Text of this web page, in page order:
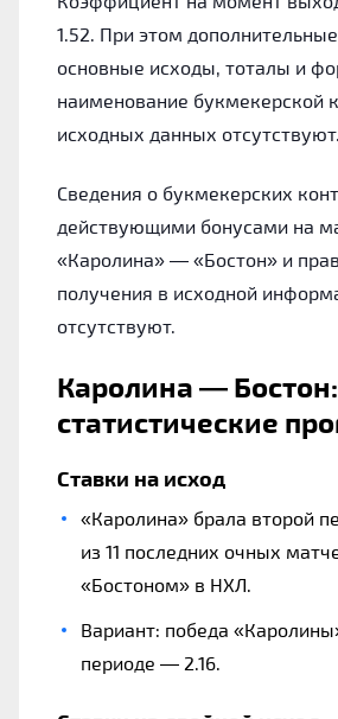
1.52. При этом
основные исходы, тоталы и
наименование букмекерской
исходных данных отсутствуют.
Сведения о букмекерских
действующими бонусами на
«Каролина» — «Бостон» и
получения в исходной
отсутствуют.
Каролина — Бостон:
статистические
Ставки на исход
«Каролина» брала второй
из 11 последних очных
«Бостоном» в НХЛ.
Вариант: победа
периоде — 2.16.